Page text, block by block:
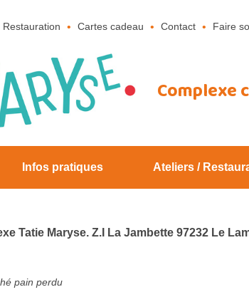
Restauration Cartes cadeau Contact Faire
Complexe
Infos pratiques Ateliers /
Tatie Maryse. Z.I La Jambette 97232 Le
pain perdu